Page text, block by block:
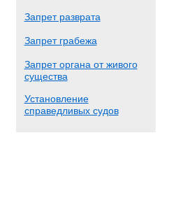
Запрет разврата
Запрет грабежа
Запрет органа от живого
существа
Установление
справедливых судов